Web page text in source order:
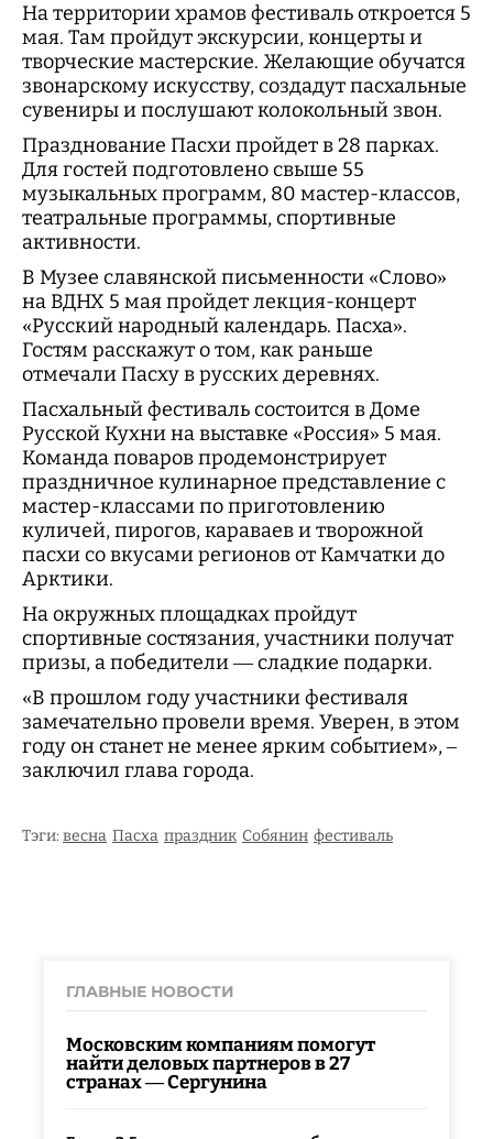
На территории храмов фестиваль откроется 5
мая. Там пройдут экскурсии, концерты и
творческие мастерские. Желающие обучатся
звонарскому искусству, создадут пасхальные
сувениры и послушают колокольный звон.
Празднование Пасхи пройдет в 28 парках.
Для гостей подготовлено свыше 55
музыкальных программ, 80 мастер-классов,
театральные программы, спортивные
активности.
В Музее славянской письменности «Слово»
на ВДНХ 5 мая пройдет лекция-концерт
«Русский народный календарь. Пасха».
Гостям расскажут о том, как раньше
отмечали Пасху в русских деревнях.
Пасхальный фестиваль состоится в Доме
Русской Кухни на выставке «Россия» 5 мая.
Команда поваров продемонстрирует
праздничное кулинарное представление с
мастер-классами по приготовлению
куличей, пирогов, караваев и творожной
пасхи со вкусами регионов от Камчатки до
Арктики.
На окружных площадках пройдут
спортивные состязания, участники получат
призы, а победители — сладкие подарки.
«В прошлом году участники фестиваля
замечательно провели время. Уверен, в этом
году он станет не менее ярким событием», –
заключил глава города.
Тэги: весна Пасха праздник Собянин фестиваль
ГЛАВНЫЕ НОВОСТИ
Московским компаниям помогут
найти деловых партнеров в 27
странах — Сергунина